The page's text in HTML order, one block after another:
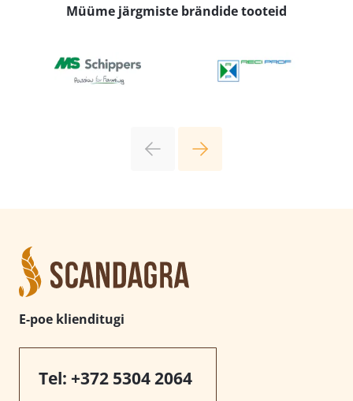
Müüme järgmiste brändide tooteid
E-poe klienditugi
Tel: +372 5304 2064